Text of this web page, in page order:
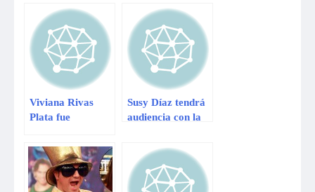
Viviana Rivas
Plata fue
reina de la
comunidad gay
Susy Díaz tendrá
audiencia con la
Inglaterra